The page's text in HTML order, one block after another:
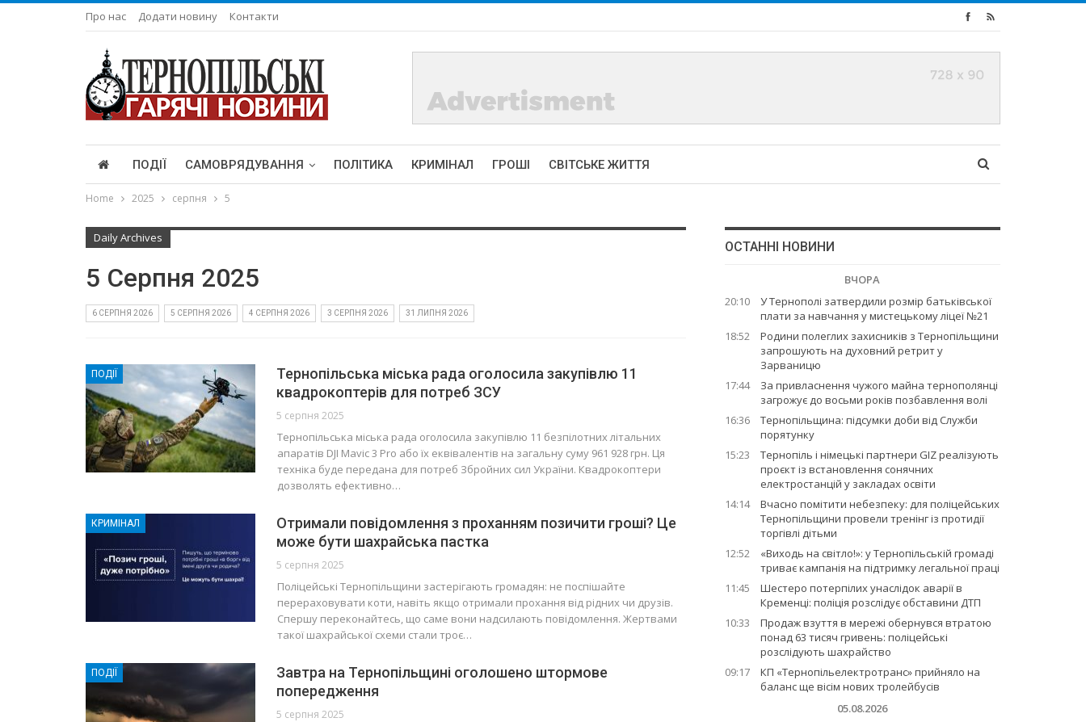
Про нас Додати новину Контакти
ПОДІЇ САМОВРЯДУВАННЯ ПОЛІТИКА КРИМІНАЛ ГРОШІ СВІТСЬКЕ ЖИТТЯ
Home 2025 серпня 5
Daily Archives
5 Серпня 2025
6 СЕРПНЯ 2026 5 СЕРПНЯ 2026 4 СЕРПНЯ 2026 3 СЕРПНЯ 2026 31 ЛИПНЯ 2026
ПОДІЇ
Тернопільська міська рада оголосила закупівлю 11
квадрокоптерів для потреб ЗСУ
5 серпня 2025
Тернопільська міська рада оголосила закупівлю 11 безпілотних літальних
апаратів DJI Mavic 3 Pro або їх еквівалентів на загальну суму 961 928 грн. Ця
техніка буде передана для потреб Збройних сил України. Квадрокоптери
дозволять ефективно…
КРИМІНАЛ
Отримали повідомлення з проханням позичити гроші? Це
може бути шахрайська пастка
5 серпня 2025
Поліцейські Тернопільщини застерігають громадян: не поспішайте
перераховувати коти, навіть якщо отримали прохання від рідних чи друзів.
Спершу переконайтесь, що саме вони надсилають повідомлення. Жертвами
такої шахрайської схеми стали троє…
ПОДІЇ
Завтра на Тернопільщині оголошено штормове
попередження
5 серпня 2025
ОСТАННІ НОВИНИ
ВЧОРА
20:10
У Тернополі затвердили розмір батьківської
плати за навчання у мистецькому ліцеї №21
18:52
Родини полеглих захисників з Тернопільщини
запрошують на духовний ретрит у
Зарваницю
17:44
За привласнення чужого майна тернополянці
загрожує до восьми років позбавлення волі
16:36
Тернопільщина: підсумки доби від Служби
порятунку
15:23
Тернопіль і німецькі партнери GIZ реалізують
проєкт із встановлення сонячних
електростанцій у закладах освіти
14:14
Вчасно помітити небезпеку: для поліцейських
Тернопільщини провели тренінг із протидії
торгівлі дітьми
12:52
«Виходь на світло!»: у Тернопільській громаді
триває кампанія на підтримку легальної праці
11:45
Шестеро потерпілих унаслідок аварії в
Кременці: поліція розслідує обставини ДТП
10:33
Продаж взуття в мережі обернувся втратою
понад 63 тисяч гривень: поліцейські
розслідують шахрайство
09:17
КП «Тернопільелектротранс» прийняло на
баланс ще вісім нових тролейбусів
05.08.2026